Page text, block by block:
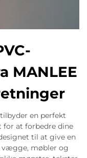
MANLEE
en perfekt
at forbedre dine
til at give en
vægge, møbler og